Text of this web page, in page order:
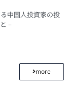
中国人投資家の投
–
more